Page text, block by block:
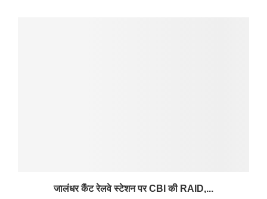
जालंधर कैंट रेलवे स्टेशन पर CBI की RAID,...